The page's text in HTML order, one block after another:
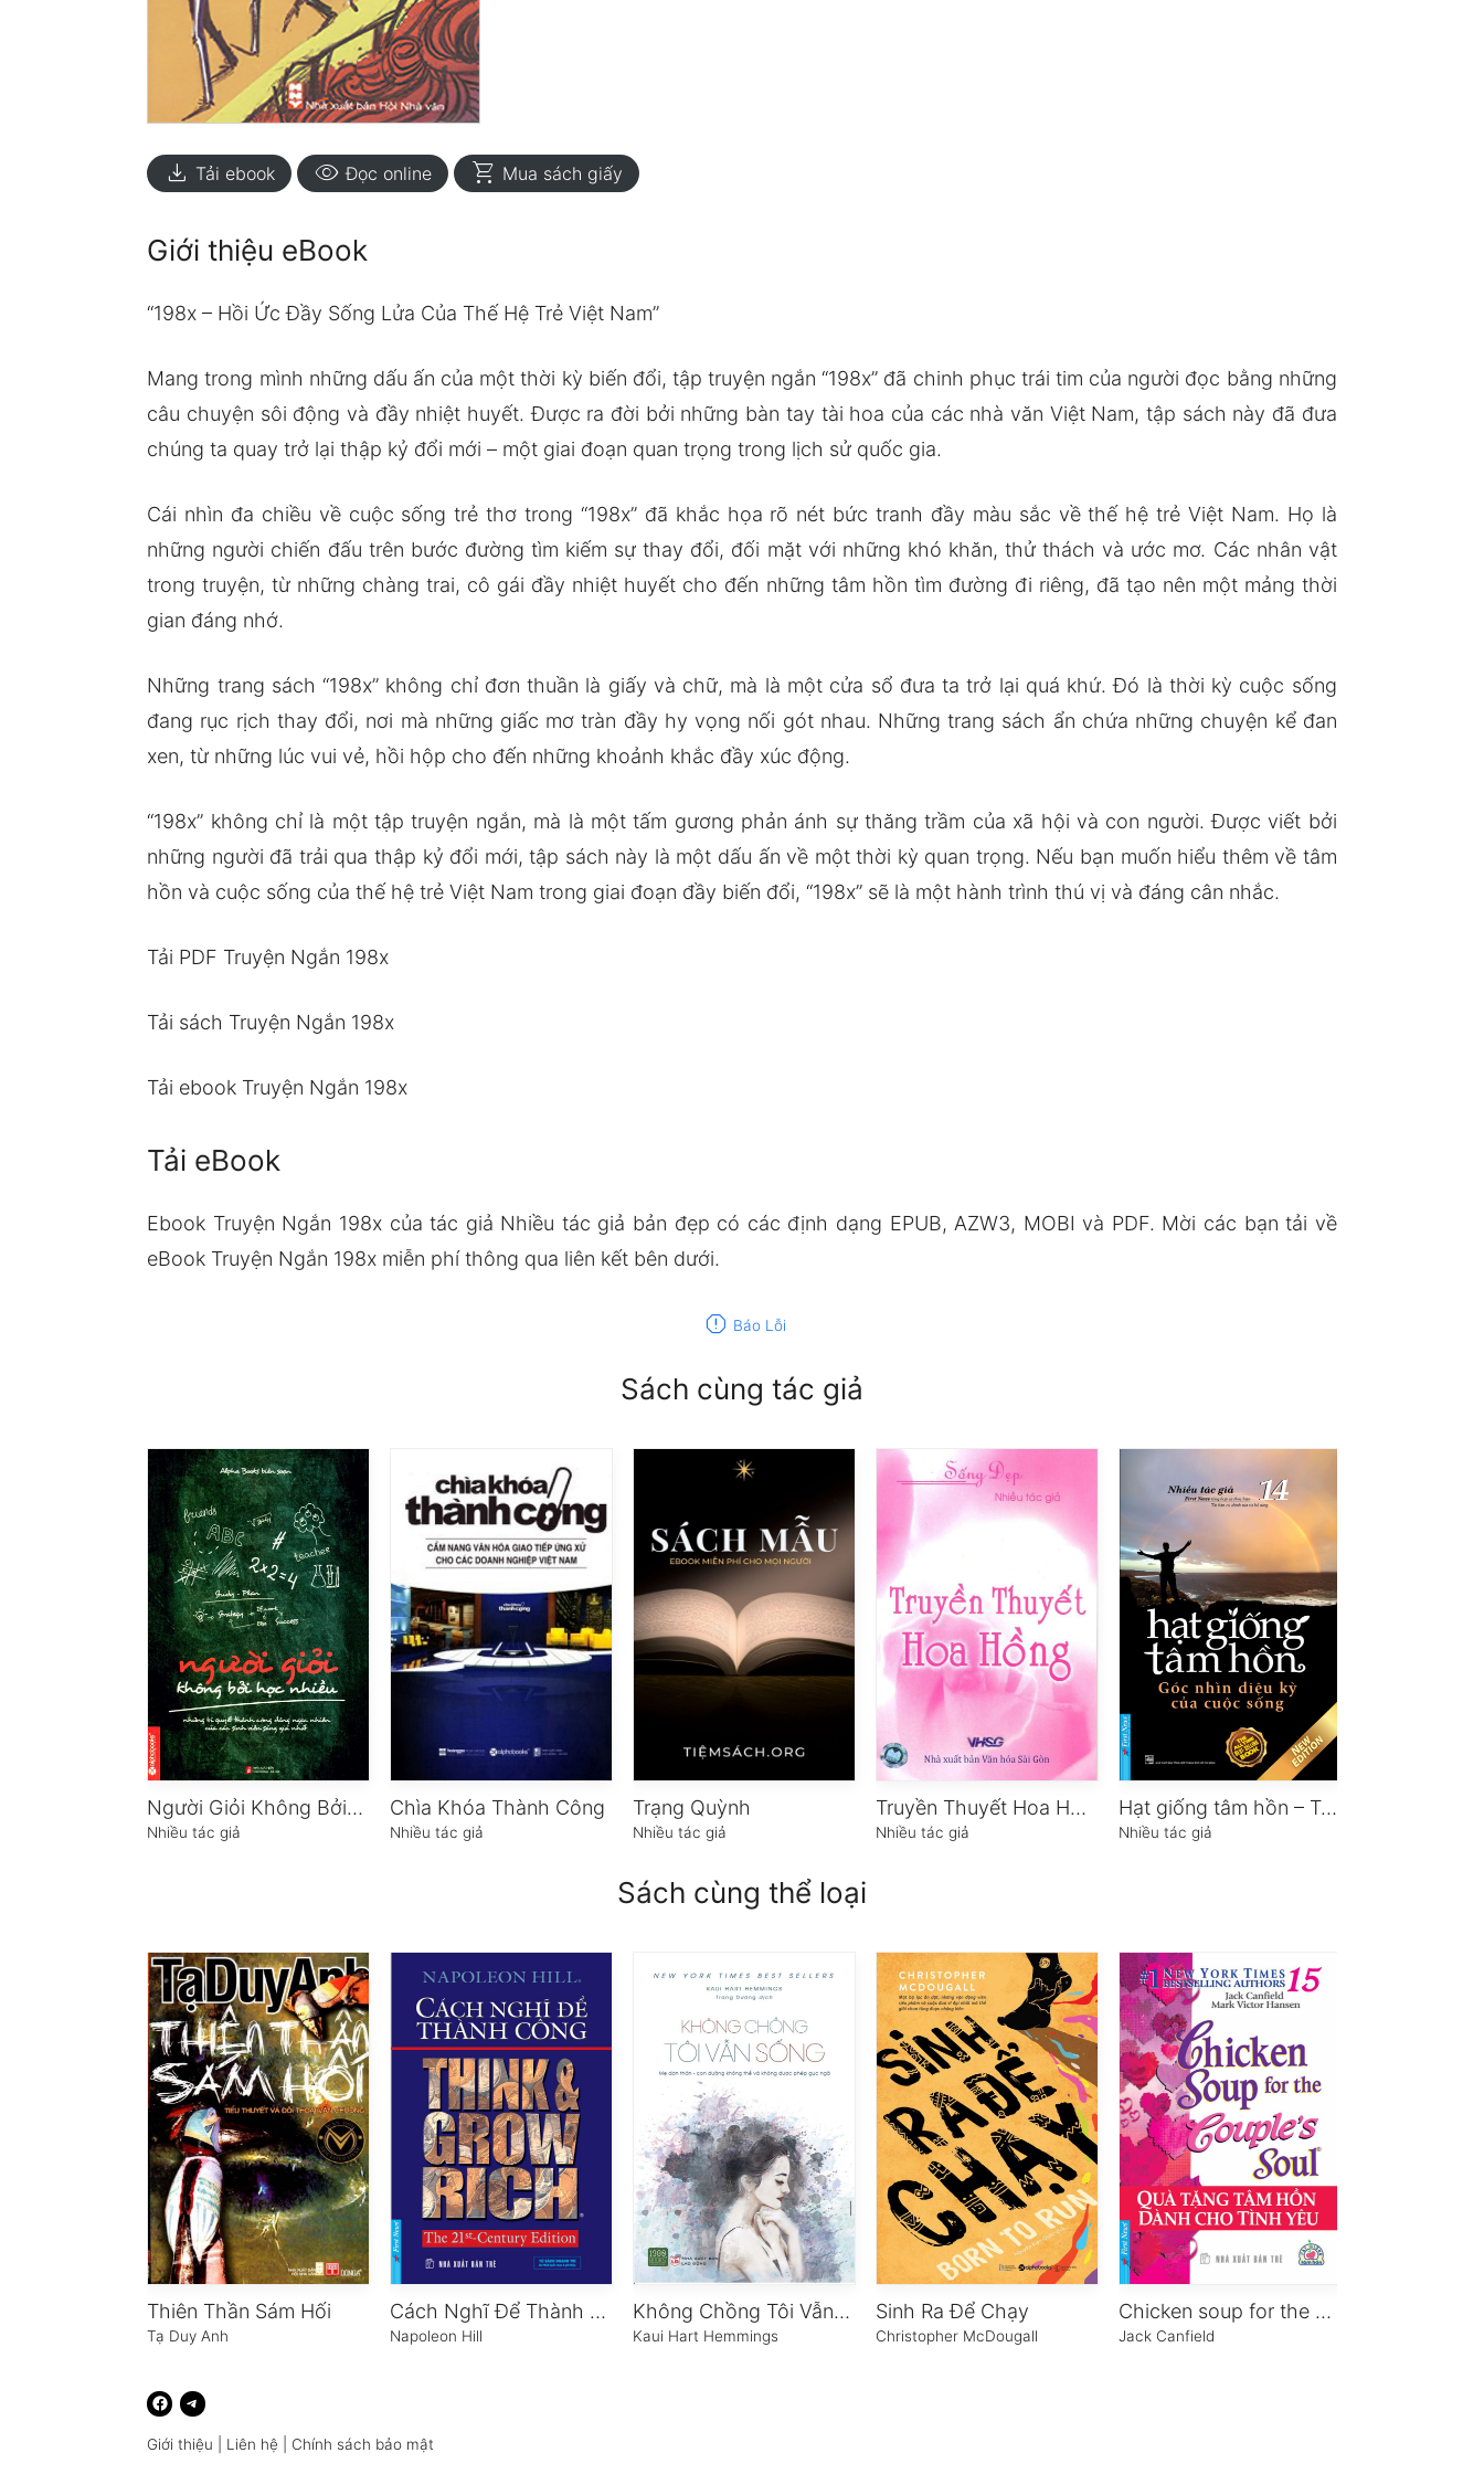
download Tải ebook visibility Đọc online shopping_cart Mua sách giấy
Giới thiệu eBook
“198x – Hồi Ức Đầy Sống Lửa Của Thế Hệ Trẻ Việt Nam”
Mang trong mình những dấu ấn của một thời kỳ biến đổi, tập truyện ngắn “198x” đã chinh phục trái tim của người đọc bằng những
câu chuyện sôi động và đầy nhiệt huyết. Được ra đời bởi những bàn tay tài hoa của các nhà văn Việt Nam, tập sách này đã đưa
chúng ta quay trở lại thập kỷ đổi mới – một giai đoạn quan trọng trong lịch sử quốc gia.
Cái nhìn đa chiều về cuộc sống trẻ thơ trong “198x” đã khắc họa rõ nét bức tranh đầy màu sắc về thế hệ trẻ Việt Nam. Họ là
những người chiến đấu trên bước đường tìm kiếm sự thay đổi, đối mặt với những khó khăn, thử thách và ước mơ. Các nhân vật
trong truyện, từ những chàng trai, cô gái đầy nhiệt huyết cho đến những tâm hồn tìm đường đi riêng, đã tạo nên một mảng thời
gian đáng nhớ.
Những trang sách “198x” không chỉ đơn thuần là giấy và chữ, mà là một cửa sổ đưa ta trở lại quá khứ. Đó là thời kỳ cuộc sống
đang rục rịch thay đổi, nơi mà những giấc mơ tràn đầy hy vọng nối gót nhau. Những trang sách ẩn chứa những chuyện kể đan
xen, từ những lúc vui vẻ, hồi hộp cho đến những khoảnh khắc đầy xúc động.
“198x” không chỉ là một tập truyện ngắn, mà là một tấm gương phản ánh sự thăng trầm của xã hội và con người. Được viết bởi
những người đã trải qua thập kỷ đổi mới, tập sách này là một dấu ấn về một thời kỳ quan trọng. Nếu bạn muốn hiểu thêm về tâm
hồn và cuộc sống của thế hệ trẻ Việt Nam trong giai đoạn đầy biến đổi, “198x” sẽ là một hành trình thú vị và đáng cân nhắc.
Tải PDF Truyện Ngắn 198x
Tải sách Truyện Ngắn 198x
Tải ebook Truyện Ngắn 198x
Tải eBook
Ebook Truyện Ngắn 198x của tác giả Nhiều tác giả bản đẹp có các định dạng EPUB, AZW3, MOBI và PDF. Mời các bạn tải về
eBook Truyện Ngắn 198x miễn phí thông qua liên kết bên dưới.
report Báo Lỗi
Sách cùng tác giả
Người Giỏi Không Bởi Học Nhiều
Nhiều tác giả
Chìa Khóa Thành Công
Nhiều tác giả
Trạng Quỳnh
Nhiều tác giả
Truyền Thuyết Hoa Hồng
Nhiều tác giả
Hạt giống tâm hồn – Tập 14 – Góc nhìn diệu kỳ của cuộc sống (Song Ngữ)
Nhiều tác giả
Sách cùng thể loại
Thiên Thần Sám Hối
Tạ Duy Anh
Cách Nghĩ Để Thành Công
Napoleon Hill
Không Chồng Tôi Vẫn Sống
Kaui Hart Hemmings
Sinh Ra Để Chạy
Christopher McDougall
Chicken soup for the soul 15 – Quà tặng tâm hồn dành cho tình yêu
Jack Canfield
Giới thiệu Liên hệ Chính sách bảo mật